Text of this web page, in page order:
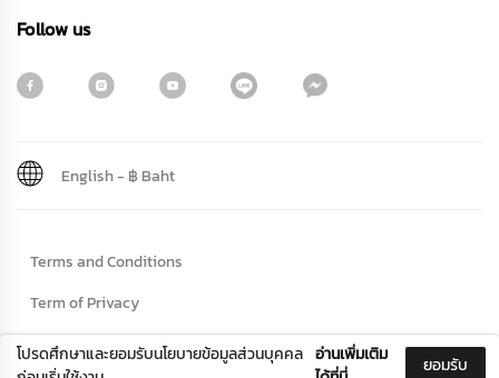
โปรดศึกษาและยอมรับนโยบายข้อมูลส่วนบุคคล อ่านเพิ่มเติม
ยอมรับ
Follow us
Terms and Conditions
Term of Privacy
Cookie Policy
English- ฿ Baht
First name